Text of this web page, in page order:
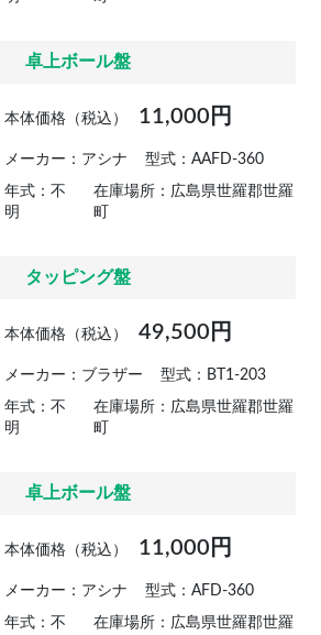
卓上ボール盤
本体価格（税込） 11,000円
メーカー：アシナ 型式：AAFD-360
年式：不
明
在庫場所：広島県世羅郡世羅
町
タッピング盤
本体価格（税込） 49,500円
メーカー：ブラザー 型式：BT1-203
年式：不
明
在庫場所：広島県世羅郡世羅
町
卓上ボール盤
本体価格（税込） 11,000円
メーカー：アシナ 型式：AFD-360
年式：不
在庫場所：広島県世羅郡世羅